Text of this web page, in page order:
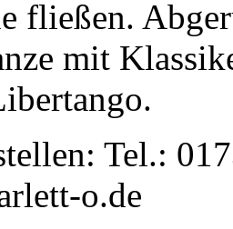
fließen.
mit
Tel.:
o.de